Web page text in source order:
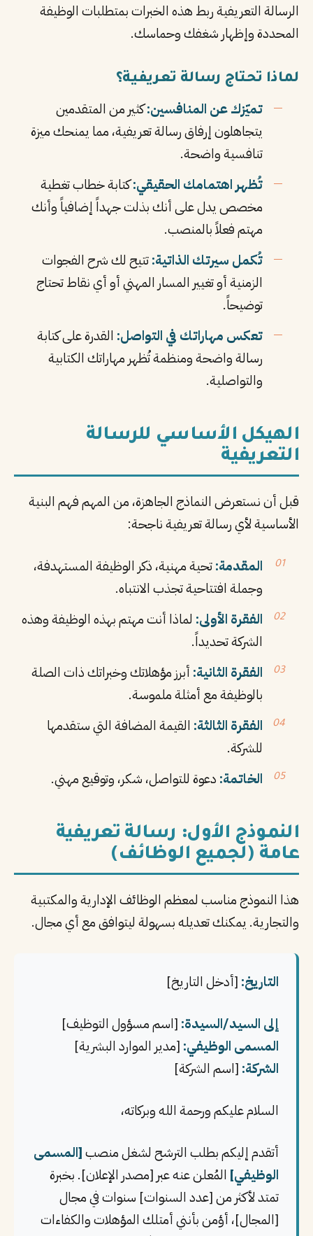
الرسالة التعريفية ربط هذه الخبرات بمتطلبات الوظيفة
المحددة وإظهار شغفك وحماسك.
لماذا تحتاج رسالة تعريفية؟
تميّزك عن المنافسين:كثير من المتقدمين
يتجاهلون إرفاق رسالة تعريفية، مما يمنحك ميزة
تنافسية واضحة.
تُظهر اهتمامك الحقيقي:كتابة خطاب تغطية
مخصص يدل على أنك بذلت جهداً إضافياً وأنك
مهتم فعلاً بالمنصب.
تُكمل سيرتك الذاتية:تتيح لك شرح الفجوات
الزمنية أو تغيير المسار المهني أو أي نقاط تحتاج
توضيحاً.
تعكس مهاراتك في التواصل: القدرة على كتابة
رسالة واضحة ومنظمة تُظهر مهاراتك الكتابية
والتواصلية.
الهيكل الأساسي للرسالة
التعريفية
قبل أن نستعرض النماذج الجاهزة، من المهم فهم البنية
الأساسية لأي رسالة تعريفية ناجحة:
المقدمة:تحية مهنية، ذكر الوظيفة المستهدفة،
وجملة افتتاحية تجذب الانتباه.
الفقرة الأولى: لماذا أنت مهتم بهذه الوظيفة وهذه
الشركة تحديداً.
الفقرة الثانية: أبرز مؤهلاتك وخبراتك ذات الصلة
بالوظيفة مع أمثلة ملموسة.
الفقرة الثالثة: القيمة المضافة التي ستقدمها
للشركة.
الخاتمة: دعوة للتواصل، شكر، وتوقيع مهني.
النموذج الأول: رسالة تعريفية
عامة (لجميع الوظائف)
هذا النموذج مناسب لمعظم الوظائف الإدارية والمكتبية
والتجارية. يمكنك تعديله بسهولة ليتوافق مع أي مجال.
التاريخ: [أدخل التاريخ]
إلى السيد/السيدة: [اسم مسؤول التوظيف]
المسمى الوظيفي: [مدير الموارد البشرية]
الشركة: [اسم الشركة]
السلام عليكم ورحمة الله وبركاته،
أتقدم إليكم بطلب الترشح لشغل منصب[المسمى
الوظيفي] المُعلن عنه عبر [مصدر الإعلان]. بخبرة
تمتد لأكثر من [عدد السنوات] سنوات في مجال
[المجال]، أؤمن بأنني أمتلك المؤهلات والكفاءات